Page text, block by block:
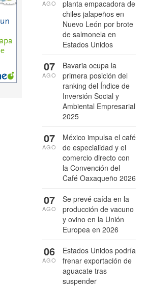
planta empacadora de
chiles jalapeños en
Nuevo León por brote
de salmonela en
Estados Unidos
AGO
Bavaria ocupa la
primera posición del
ranking del Índice de
Inversión Social y
Ambiental Empresarial
2025
07
AGO
México impulsa el café
de especialidad y el
comercio directo con
la Convención del
Café Oaxaqueño 2026
07
AGO
Se prevé caída en la
producción de vacuno
y ovino en la Unión
Europea en 2026
07
AGO
Estados Unidos podría
frenar exportación de
aguacate tras
suspender
06
AGO